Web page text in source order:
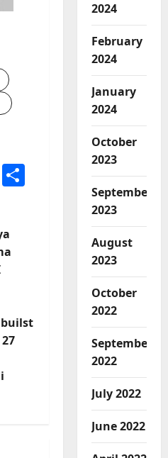
Telegram
builst
2024
February
2024
January
2024
October
2023
September
2023
August
2023
October
2022
September
2022
July 2022
June 2022